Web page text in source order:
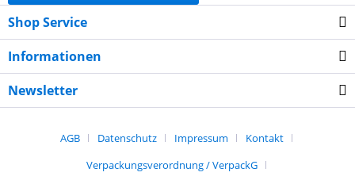
Shop Service
Informationen
Newsletter
AGB Datenschutz Impressum
Kontakt
Verpackungsverordnung / VerpackG